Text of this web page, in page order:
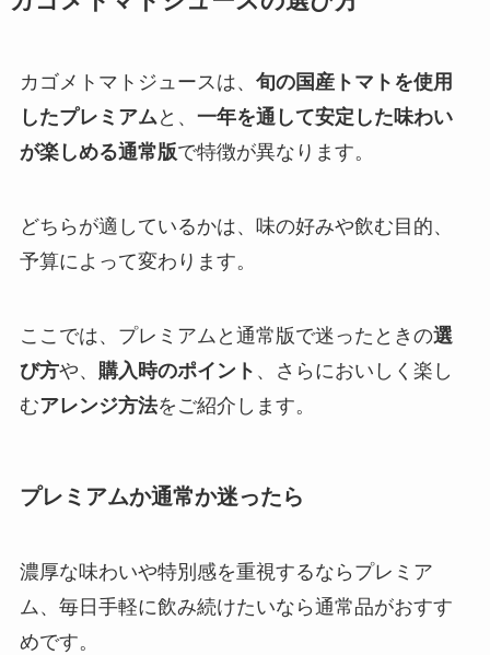
カゴメトマトジュースは、 旬の国産トマトを使用
したプレミアムと、 一年を通して安定した味わい
が楽しめる通常版で特徴が異なります。
どちらが適しているかは、味の好みや飲む目的、
予算によって変わります。
ここでは、プレミアムと通常版で迷ったときの選
び方や、 購入時のポイント 、さらにおいしく楽し
むアレンジ方法をご紹介します。
プレミアムか通常か迷ったら
濃厚な味わいや特別感を重視するならプレミア
ム、毎日手軽に飲み続けたいなら通常品がおすす
めです。